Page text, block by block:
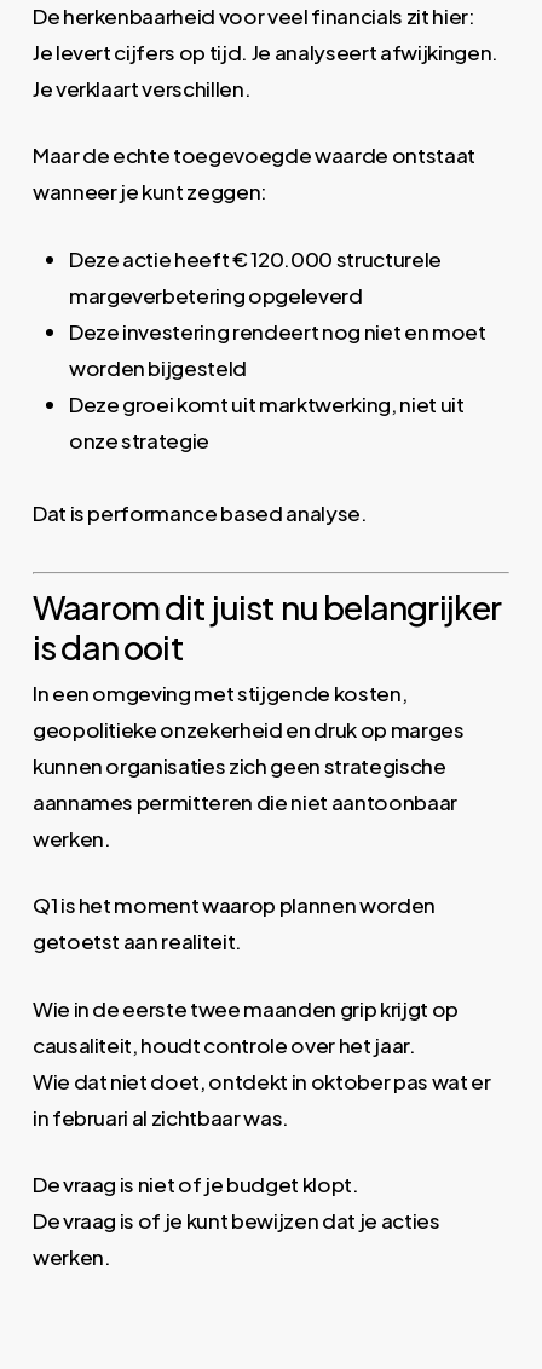
De herkenbaarheid voor veel financials zit hier:
Je levert cijfers op tijd. Je analyseert afwijkingen.
Je verklaart verschillen.
Maar de echte toegevoegde waarde ontstaat
wanneer je kunt zeggen:
Deze actie heeft € 120.000 structurele
margeverbetering opgeleverd
Deze investering rendeert nog niet en moet
worden bijgesteld
Deze groei komt uit marktwerking, niet uit
onze strategie
Dat is performance based analyse.
Waarom dit juist nu belangrijker
is dan ooit
In een omgeving met stijgende kosten,
geopolitieke onzekerheid en druk op marges
kunnen organisaties zich geen strategische
aannames permitteren die niet aantoonbaar
werken.
Q1 is het moment waarop plannen worden
getoetst aan realiteit.
Wie in de eerste twee maanden grip krijgt op
causaliteit, houdt controle over het jaar.
Wie dat niet doet, ontdekt in oktober pas wat er
in februari al zichtbaar was.
De vraag is niet of je budget klopt.
De vraag is of je kunt bewijzen dat je acties
werken.